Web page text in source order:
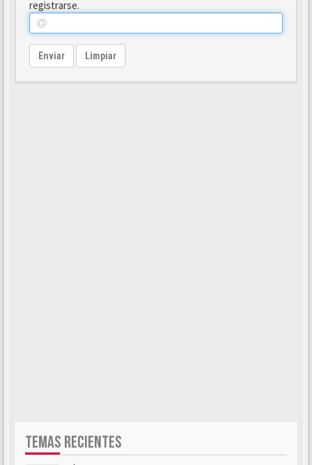
registrarse.
Enviar Limpiar
TEMAS RECIENTES